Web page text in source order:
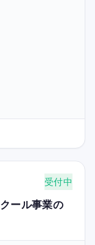
受付中
ール事業の